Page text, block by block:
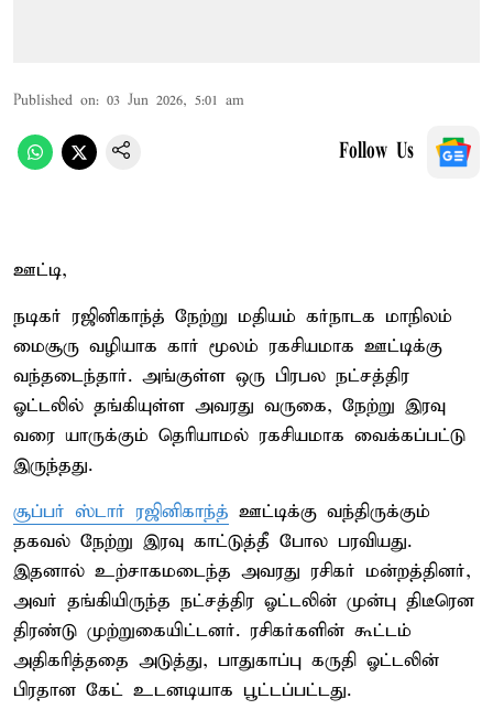
Published on: 03 Jun 2026, 5:01 am
Follow Us
ஊட்டி,
நடிகர் ரஜினிகாந்த் நேற்று மதியம் கர்நாடக மாநிலம்
மைசூரு வழியாக கார் மூலம் ரகசியமாக ஊட்டிக்கு
வந்தடைந்தார். அங்குள்ள ஒரு பிரபல நட்சத்திர
ஓட்டலில் தங்கியுள்ள அவரது வருகை, நேற்று இரவு
வரை யாருக்கும் தெரியாமல் ரகசியமாக வைக்கப்பட்டு
இருந்தது.
சூப்பர் ஸ்டார் ரஜினிகாந்த் ஊட்டிக்கு வந்திருக்கும்
தகவல் நேற்று இரவு காட்டுத்தீ போல பரவியது.
இதனால் உற்சாகமடைந்த அவரது ரசிகர் மன்றத்தினர்,
அவர் தங்கியிருந்த நட்சத்திர ஓட்டலின் முன்பு திடீரென
திரண்டு முற்றுகையிட்டனர். ரசிகர்களின் கூட்டம்
அதிகரித்ததை அடுத்து, பாதுகாப்பு கருதி ஓட்டலின்
பிரதான கேட் உடனடியாக பூட்டப்பட்டது.